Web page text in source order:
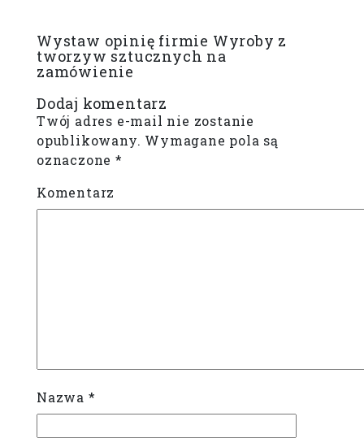
Wystaw opinię firmie Wyroby z
tworzyw sztucznych na
zamówienie
Dodaj komentarz
Twój adres e-mail nie zostanie
opublikowany. Wymagane pola są
oznaczone*
Komentarz
Nazwa *